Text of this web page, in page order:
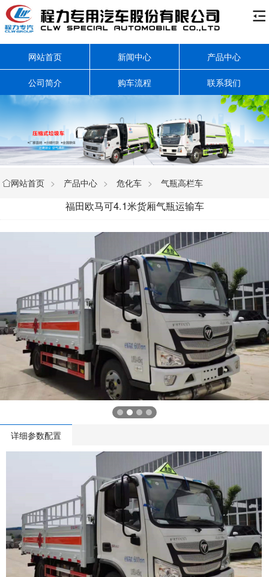

网站首页 新闻中心 产品中心
公司简介 购车流程 联系我们
网站首页 > 产品中心 > 危化车 > 气瓶高栏车
福田欧马可4.1米货厢气瓶运输车
详细参数配置